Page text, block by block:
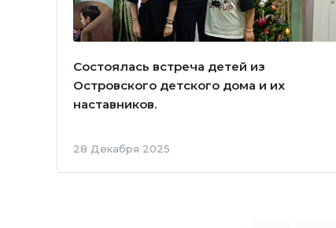
Состоялась встреча детей из
Островского детского дома и их
наставников.
28 Декабря 2025